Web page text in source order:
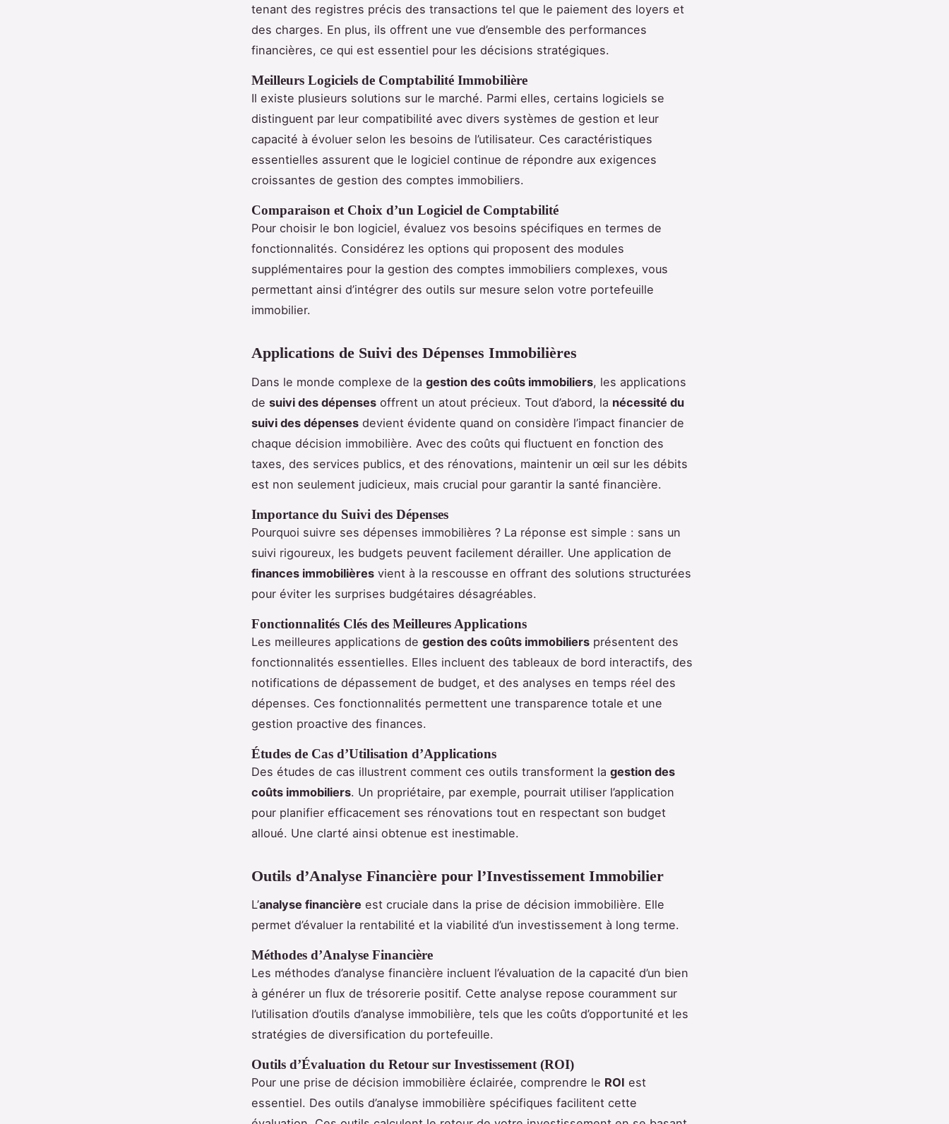
tenant des registres précis des transactions tel que le paiement des loyers et
des charges. En plus, ils offrent une vue d’ensemble des performances
financières, ce qui est essentiel pour les décisions stratégiques.
Meilleurs Logiciels de Comptabilité Immobilière
Il existe plusieurs solutions sur le marché. Parmi elles, certains logiciels se
distinguent par leur compatibilité avec divers systèmes de gestion et leur
capacité à évoluer selon les besoins de l’utilisateur. Ces caractéristiques
essentielles assurent que le logiciel continue de répondre aux exigences
croissantes de gestion des comptes immobiliers.
Comparaison et Choix d’un Logiciel de Comptabilité
Pour choisir le bon logiciel, évaluez vos besoins spécifiques en termes de
fonctionnalités. Considérez les options qui proposent des modules
supplémentaires pour la gestion des comptes immobiliers complexes, vous
permettant ainsi d’intégrer des outils sur mesure selon votre portefeuille
immobilier.
Applications de Suivi des Dépenses Immobilières
Dans le monde complexe de la gestion des coûts immobiliers, les applications
de suivi des dépenses offrent un atout précieux. Tout d’abord, la nécessité du
suivi des dépenses devient évidente quand on considère l’impact financier de
chaque décision immobilière. Avec des coûts qui fluctuent en fonction des
taxes, des services publics, et des rénovations, maintenir un œil sur les débits
est non seulement judicieux, mais crucial pour garantir la santé financière.
Importance du Suivi des Dépenses
Pourquoi suivre ses dépenses immobilières ? La réponse est simple : sans un
suivi rigoureux, les budgets peuvent facilement dérailler. Une application de
finances immobilières vient à la rescousse en offrant des solutions structurées
pour éviter les surprises budgétaires désagréables.
Fonctionnalités Clés des Meilleures Applications
Les meilleures applications de gestion des coûts immobiliers présentent des
fonctionnalités essentielles. Elles incluent des tableaux de bord interactifs, des
notifications de dépassement de budget, et des analyses en temps réel des
dépenses. Ces fonctionnalités permettent une transparence totale et une
gestion proactive des finances.
Études de Cas d’Utilisation d’Applications
Des études de cas illustrent comment ces outils transforment la gestion des
coûts immobiliers. Un propriétaire, par exemple, pourrait utiliser l’application
pour planifier efficacement ses rénovations tout en respectant son budget
alloué. Une clarté ainsi obtenue est inestimable.
Outils d’Analyse Financière pour l’Investissement Immobilier
L’analyse financière est cruciale dans la prise de décision immobilière. Elle
permet d’évaluer la rentabilité et la viabilité d’un investissement à long terme.
Méthodes d’Analyse Financière
Les méthodes d’analyse financière incluent l’évaluation de la capacité d’un bien
à générer un flux de trésorerie positif. Cette analyse repose couramment sur
l’utilisation d’outils d’analyse immobilière, tels que les coûts d’opportunité et les
stratégies de diversification du portefeuille.
Outils d’Évaluation du Retour sur Investissement (ROI)
Pour une prise de décision immobilière éclairée, comprendre le ROI est
essentiel. Des outils d’analyse immobilière spécifiques facilitent cette